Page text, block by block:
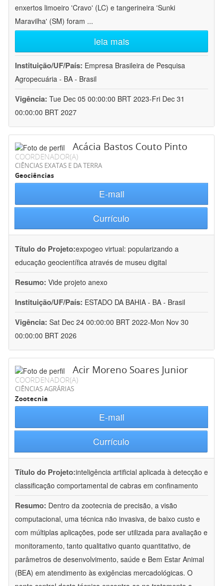
enxertos limoeiro 'Cravo' (LC) e tangerineira 'Sunki
Maravilha' (SM) foram ...
leia mais
Instituição/UF/País: Empresa Brasileira de Pesquisa
Agropecuária - BA - Brasil
Vigência: Tue Dec 05 00:00:00 BRT 2023-Fri Dec 31
00:00:00 BRT 2027
Acácia Bastos Couto Pinto
COORDENADOR(A)
CIÊNCIAS EXATAS E DA TERRA
Geociências
E-mail
Currículo
Título do Projeto:expogeo virtual: popularizando a
educação geocientífica através de museu digital
Resumo: Vide projeto anexo
Instituição/UF/País: ESTADO DA BAHIA - BA - Brasil
Vigência: Sat Dec 24 00:00:00 BRT 2022-Mon Nov 30
00:00:00 BRT 2026
Acir Moreno Soares Junior
COORDENADOR(A)
CIÊNCIAS AGRÁRIAS
Zootecnia
E-mail
Currículo
Título do Projeto:inteligência artificial aplicada à detecção e
classificação comportamental de cabras em confinamento
Resumo: Dentro da zootecnia de precisão, a visão
computacional, uma técnica não invasiva, de baixo custo e
com múltiplas aplicações, pode ser utilizada para avaliação e
monitoramento, tanto qualitativo quanto quantitativo, de
parâmetros de desenvolvimento, saúde e Bem Estar Animal
(BEA) em atendimento às exigências mercadológicas. O